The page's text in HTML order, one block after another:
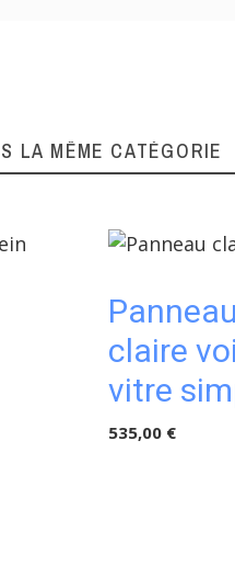
LA MÊME CATÉGORIE
Panneau
claire
vitre
535,00 €